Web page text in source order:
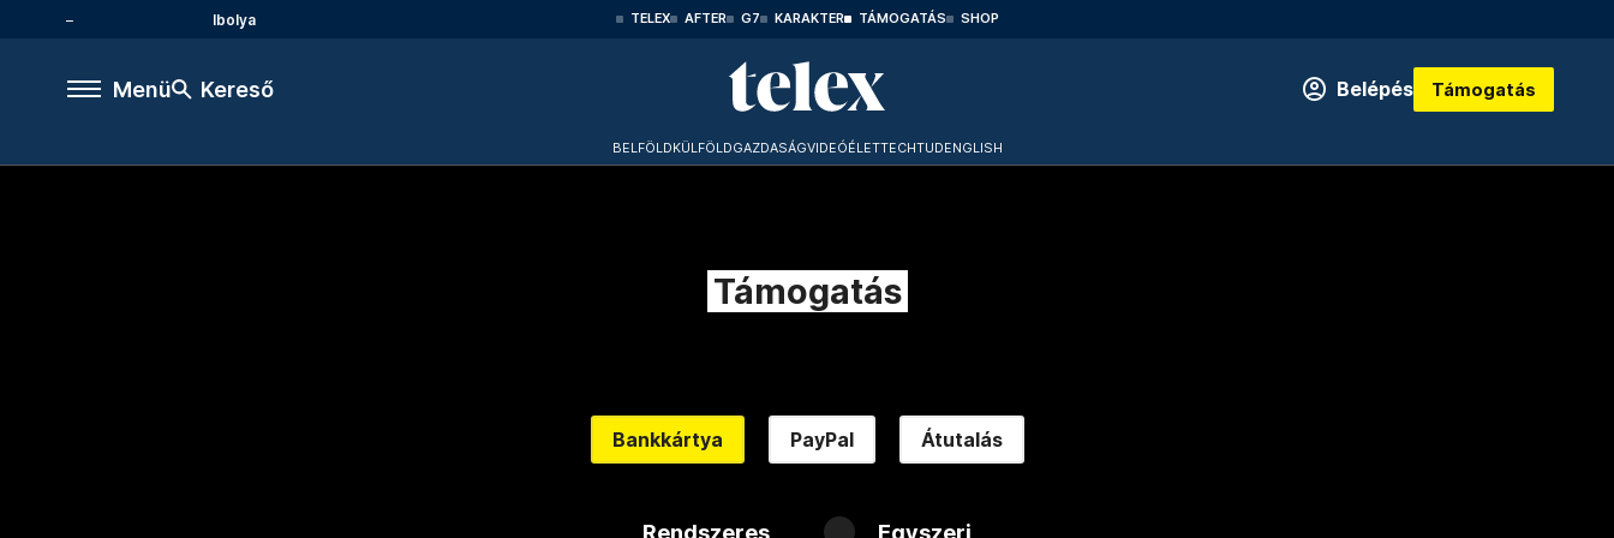
Ibolya TELEX AFTER G7 KARAKTER TÁMOGATÁS SHOP
Menü Kereső Belépés Támogatás
BELFÖLDKÜLFÖLDGAZDASÁGVIDEÓÉLETTECHTUDENGLISH
Támogatás
Bankkártya PayPal Átutalás
Rendszeres Egyszeri